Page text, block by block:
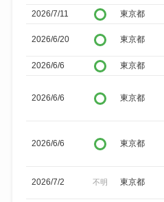
2026/7/11
東京都
2026/6/20 東京都
2026/6/6
東京都
2026/6/6 東京都
2026/6/6 東京都
2026/7/2 不明 東京都